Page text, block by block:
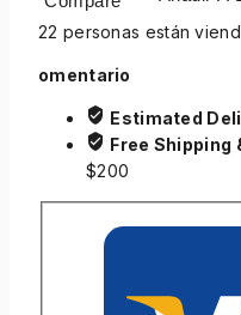
22 personas están
omentario
Estimated
Free Shipping
$200